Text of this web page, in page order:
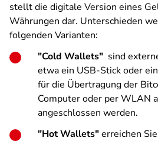
stellt die digitale Version eines
Währungen dar. Unterschieden
folgenden Varianten:
"Cold Wallets" sind
etwa ein USB-Stick oder
für die Übertragung der
Computer oder per WLAN
angeschlossen werden.
"Hot Wallets"erreichen